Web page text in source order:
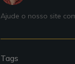
Ajude o nosso site
Tags